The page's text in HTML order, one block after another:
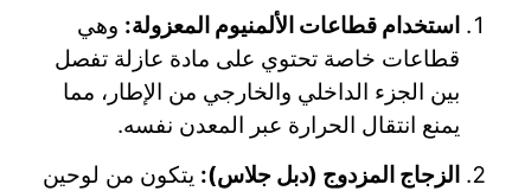
استخدام قطاعات الألمنيوم المعزولة: وهي
قطاعات خاصة تحتوي على مادة عازلة تفصل
بين الجزء الداخلي والخارجي من الإطار، مما
يمنع انتقال الحرارة عبر المعدن نفسه.
الزجاج المزدوج (دبل جلاس): يتكون من لوحين